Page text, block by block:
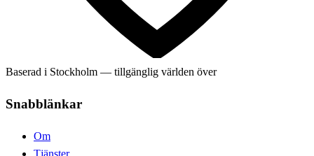
Baserad i Stockholm — tillgänglig världen över
Snabblänkar
Om
Tjänster